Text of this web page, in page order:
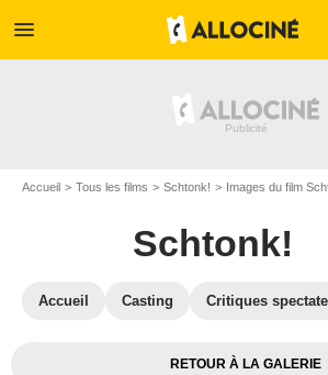
menu
Accueil Tous les films Schtonk! Images du film
Schtonk!
Accueil Casting Critiques
RETOUR À LA GALERIE